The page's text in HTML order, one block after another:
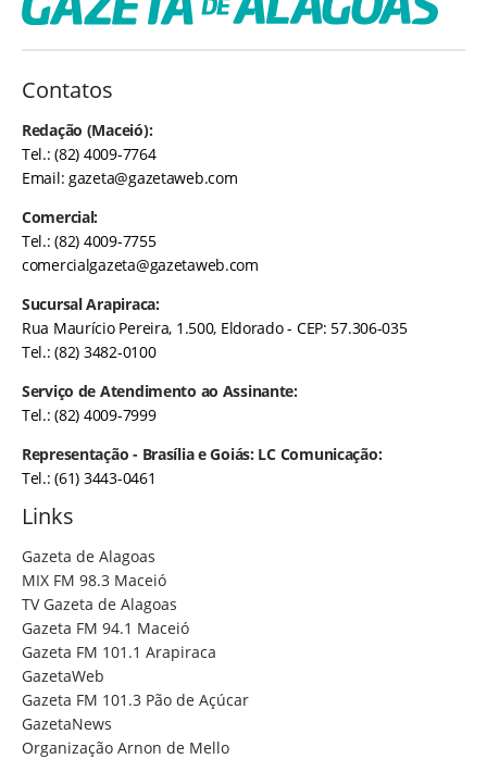
Contatos
Redação (Maceió):
Tel.: (82) 4009-7764
Email:gazeta@gazetaweb.com
Comercial:
Tel.: (82) 4009-7755
comercialgazeta@gazetaweb.com
Sucursal Arapiraca:
Rua Maurício Pereira, 1.500, Eldorado - CEP: 57.306-035
Tel.: (82) 3482-0100
Serviço de Atendimento ao Assinante:
Tel.: (82) 4009-7999
Representação - Brasília e Goiás: LC Comunicação:
Tel.: (61) 3443-0461
Links
Gazeta de Alagoas
MIX FM 98.3 Maceió
TV Gazeta de Alagoas
Gazeta FM 94.1 Maceió
Gazeta FM 101.1 Arapiraca
GazetaWeb
Gazeta FM 101.3 Pão de Açúcar
GazetaNews
Organização Arnon de Mello